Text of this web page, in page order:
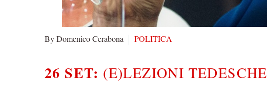
By Domenico Cerabona POLITICA
26 SET: (E)LEZIONI TEDESCHE